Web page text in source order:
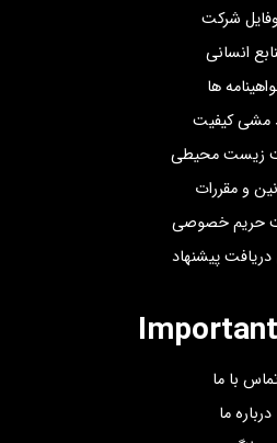
شرکت
انسانی
ها
کیفیت
زیست محیطی
و مقررات
حریم خصوصی
دریافت پیشنهاد
با ما
درباره ما